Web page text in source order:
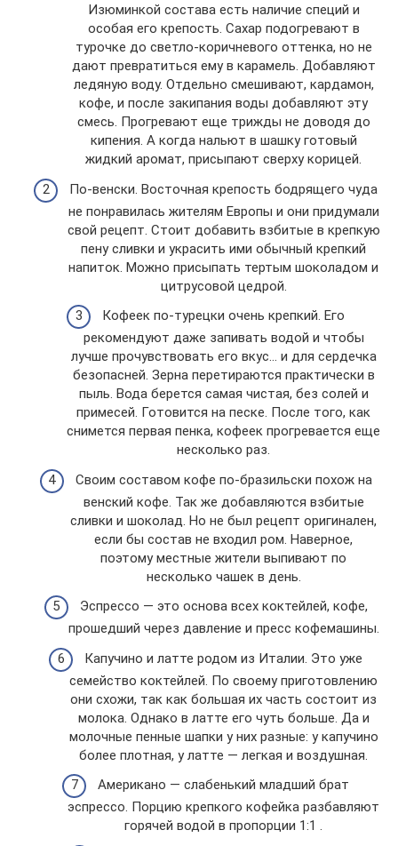
Изюминкой состава есть наличие специй и
особая его крепость. Сахар подогревают в
турочке до светло-коричневого оттенка, но не
дают превратиться ему в карамель. Добавляют
ледяную воду. Отдельно смешивают, кардамон,
кофе, и после закипания воды добавляют эту
смесь. Прогревают еще трижды не доводя до
кипения. А когда нальют в шашку готовый
жидкий аромат, присыпают сверху корицей.
По-венски. Восточная крепость бодрящего чуда
не понравилась жителям Европы и они придумали
свой рецепт. Стоит добавить взбитые в крепкую
пену сливки и украсить ими обычный крепкий
напиток. Можно присыпать тертым шоколадом и
цитрусовой цедрой.
Кофеек по-турецки очень крепкий. Его
рекомендуют даже запивать водой и чтобы
лучше прочувствовать его вкус… и для сердечка
безопасней. Зерна перетираются практически в
пыль. Вода берется самая чистая, без солей и
примесей. Готовится на песке. После того, как
снимется первая пенка, кофеек прогревается еще
несколько раз.
Своим составом кофе по-бразильски похож на
венский кофе. Так же добавляются взбитые
сливки и шоколад. Но не был рецепт оригинален,
если бы состав не входил ром. Наверное,
поэтому местные жители выпивают по
несколько чашек в день.
Эспрессо — это основа всех коктейлей, кофе,
прошедший через давление и пресс кофемашины.
Капучино и латте родом из Италии. Это уже
семейство коктейлей. По своему приготовлению
они схожи, так как большая их часть состоит из
молока. Однако в латте его чуть больше. Да и
молочные пенные шапки у них разные: у капучино
более плотная, у латте — легкая и воздушная.
Американо — слабенький младший брат
эспрессо. Порцию крепкого кофейка разбавляют
горячей водой в пропорции 1:1 .